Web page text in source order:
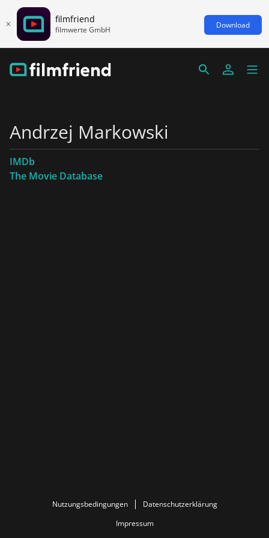
filmfriend
filmwerte GmbH Download
Andrzej Markowski
IMDb
The Movie Database
Nutzungsbedingungen
Datenschutzerklärung
Impressum